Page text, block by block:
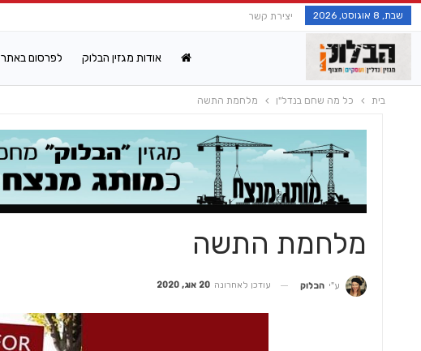
שבת, 8 אוגוסט, 2026 יצירת קשר
אודות מגזין הבלוק לפרסום באתר
בית כל מה שחם בנדל"ן מלחמת‭ ‬התשה
מלחמת‭ ‬התשה
ע"י הבלוק עודכן לאחרונה 20 אוג, 2020